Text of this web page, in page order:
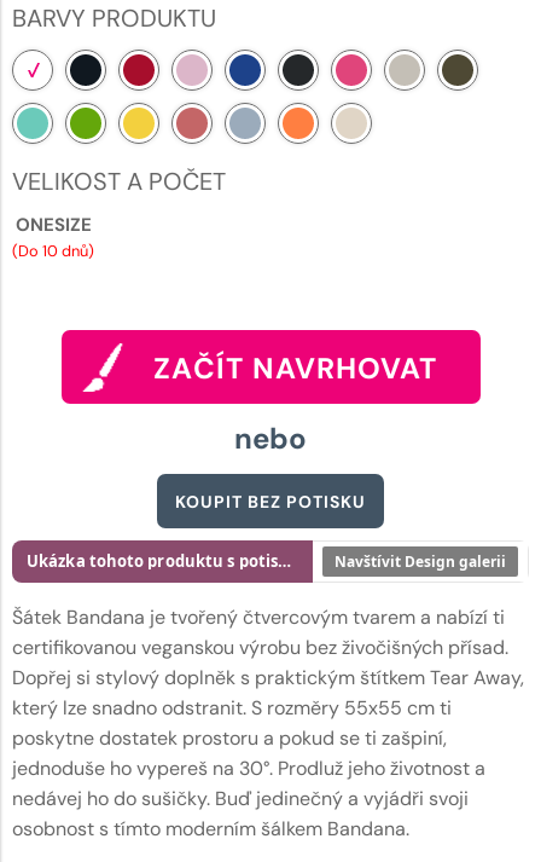
BARVY PRODUKTU
VELIKOST A POČET
ONESIZE
(Do 10 dnů)
ZAČÍT NAVRHOVAT
nebo
KOUPIT BEZ POTISKU
Šátek Bandana je tvořený čtvercovým tvarem a nabízí ti
certifikovanou veganskou výrobu bez živočišných přísad.
Dopřej si stylový doplněk s praktickým štítkem Tear Away,
který lze snadno odstranit. S rozměry 55x55 cm ti
poskytne dostatek prostoru a pokud se ti zašpiní,
jednoduše ho vypereš na 30°. Prodluž jeho životnost a
nedávej ho do sušičky. Buď jedinečný a vyjádři svoji
osobnost s tímto moderním šálkem Bandana.
Ukázka tohoto produktu s potiskem Navštívit Design galerii